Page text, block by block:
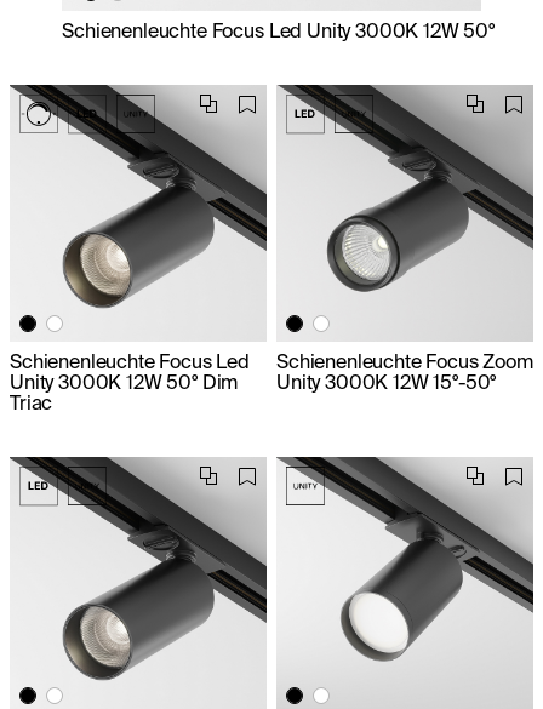
Schienenleuchte Focus Led Unity 3000K 12W 50°
Schienenleuchte Focus Led
Unity 3000K 12W 50° Dim
Triac
Schienenleuchte Focus Zoom
Unity 3000K 12W 15°-50°